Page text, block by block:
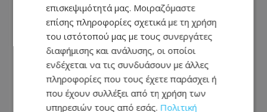
επισκεψιμότητά μας. Μοιραζόμαστε
επίσης πληροφορίες σχετικά με τη χρήση
του ιστότοπού μας με τους συνεργάτες
διαφήμισης και ανάλυσης, οι οποίοι
ενδέχεται να τις συνδυάσουν με άλλες
πληροφορίες που τους έχετε παράσχει ή
που έχουν συλλέξει από τη χρήση των
υπηρεσιών τους από εσάς. Πολιτική